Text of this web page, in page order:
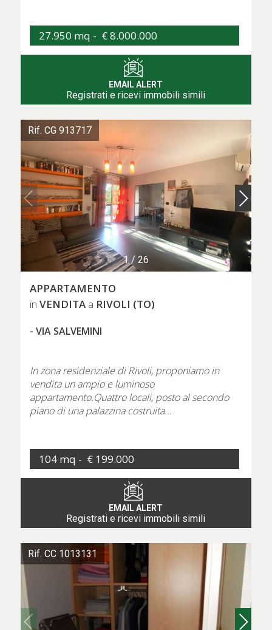
27.950 mq - € 8.000.000
EMAIL ALERT
Registrati e ricevi immobili simili
1 / 26
Rif. CG 913717
APPARTAMENTO
in VENDITAa RIVOLI (TO)
- VIA SALVEMINI
In zona residenziale di Rivoli, proponiamo in
vendita un ampio e luminoso
appartamento.Quattro locali, posto al secondo
piano di una palazzina costruita...
104 mq - € 199.000
EMAIL ALERT
Registrati e ricevi immobili simili
Rif. CC 1013131